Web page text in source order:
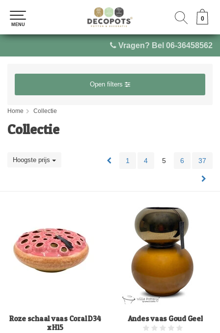
Vragen? Bel 06-36458562
0
MENU
0
MENU
Open filters
Home Collectie
Collectie
Hoogste prijs 1 4 5 6 37
Roze schaal vaas Coral D34
x H15
Andes vaas Goud Geel